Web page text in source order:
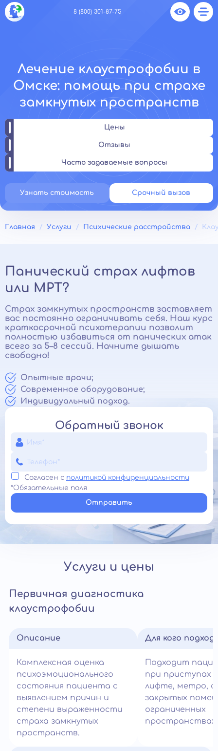
8 (800) 301-87-75
Лечение клаустрофобии в
Омске: помощь при страхе
замкнутых пространств
Цены
Отзывы
Часто задаваемые вопросы
Узнать стоимость Срочный вызов
Главная Услуги Психические расстройства
Панический страх лифтов
или МРТ?
Страх замкнутых пространств заставляет
вас постоянно ограничивать себя. Наш курс
краткосрочной психотерапии позволит
полностью избавиться от панических атак
всего за 5–8 сессий. Начните дышать
свободно!
Опытные врачи;
Современное оборудование;
Индивидуальный подход.
Обратный звонок
Согласен с политикой конфиденциальности
*Обязательные поля
Отправить
Услуги и цены
Первичная диагностика
клаустрофобии
Описание
Комплексная оценка
психоэмоционального
состояния пациента с
выявлением причин и
степени выраженности
страха замкнутых
пространств.
Для кого
Подходит
при приступах
лифте, метро,
закрытых
ограниченных
пространствах.